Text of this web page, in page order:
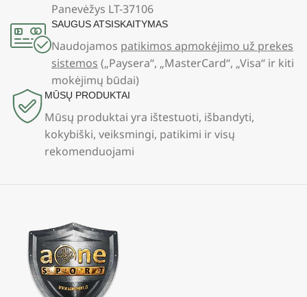
Panevėžys LT-37106
SAUGUS ATSISKAITYMAS
Naudojamos patikimos apmokėjimo už prekes
sistemos („Paysera“, „MasterCard“, „Visa“ ir kiti
mokėjimų būdai)
MŪSŲ PRODUKTAI
Mūsų produktai yra ištestuoti, išbandyti,
kokybiški, veiksmingi, patikimi ir visų
rekomenduojami